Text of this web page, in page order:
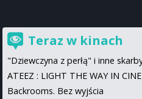
Teraz w kinach
"Dziewczyna z perłą" i inne
ATEEZ : LIGHT THE WAY IN
Backrooms. Bez wyjścia